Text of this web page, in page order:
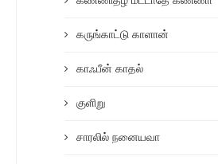
கருங்காட்டு காளான்
காஃபீன் காதல்
குளிறு
சாரலில் நனையவா